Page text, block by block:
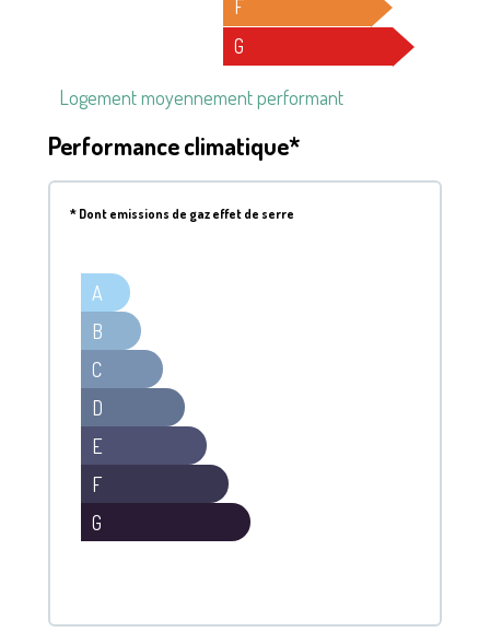
F
G
Logement moyennement performant
Performance climatique*
*Dont emissions de gaz effet de serre
A
B
C
D
E
F
G